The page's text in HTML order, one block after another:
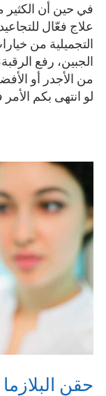
في حين أن الكثير
علاج فعّال
التجميلية من
الجبين، رفع
من الأجدر أو
لو انتهى بكم
حقن